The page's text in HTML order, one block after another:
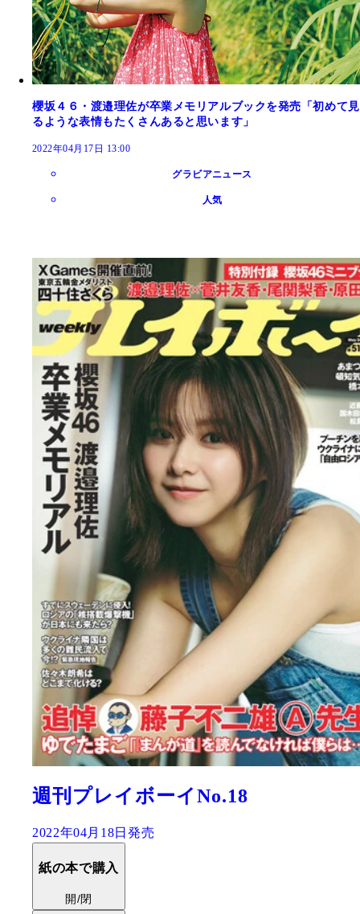
櫻坂４６・渡邉理佐が卒業メモリアルブックを発売「初めて見
るような表情もたくさんあると思います」
2022年04月17日 13:00
グラビアニュース
人気
週刊プレイボーイNo.18
2022年04月18日発売
紙の本で購入
開/閉